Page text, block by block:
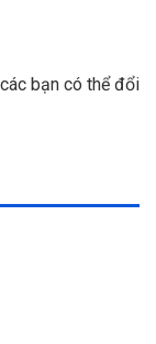
bạn có thể đổi